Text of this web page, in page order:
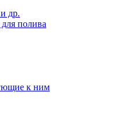
др.
полива
к ним